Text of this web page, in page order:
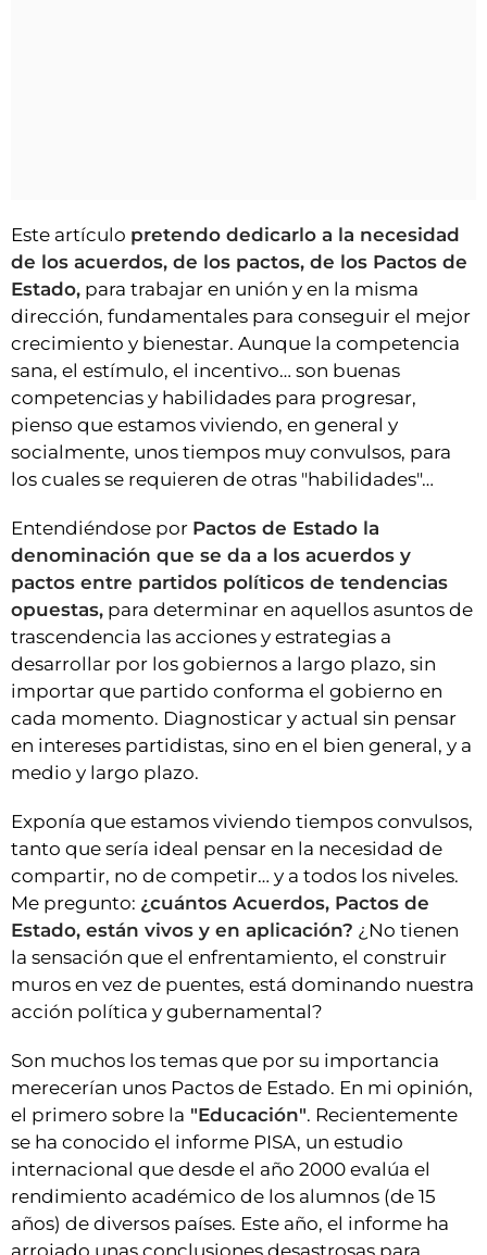
Este artículo pretendo dedicarlo a la necesidad
de los acuerdos, de los pactos, de los Pactos de
Estado, para trabajar en unión y en la misma
dirección, fundamentales para conseguir el mejor
crecimiento y bienestar. Aunque la competencia
sana, el estímulo, el incentivo… son buenas
competencias y habilidades para progresar,
pienso que estamos viviendo, en general y
socialmente, unos tiempos muy convulsos, para
los cuales se requieren de otras "habilidades"…
Entendiéndose por Pactos de Estado la
denominación que se da a los acuerdos y
pactos entre partidos políticos de tendencias
opuestas, para determinar en aquellos asuntos de
trascendencia las acciones y estrategias a
desarrollar por los gobiernos a largo plazo, sin
importar que partido conforma el gobierno en
cada momento. Diagnosticar y actual sin pensar
en intereses partidistas, sino en el bien general, y a
medio y largo plazo.
Exponía que estamos viviendo tiempos convulsos,
tanto que sería ideal pensar en la necesidad de
compartir, no de competir… y a todos los niveles.
Me pregunto: ¿cuántos Acuerdos, Pactos de
Estado, están vivos y en aplicación? ¿No tienen
la sensación que el enfrentamiento, el construir
muros en vez de puentes, está dominando nuestra
acción política y gubernamental?
Son muchos los temas que por su importancia
merecerían unos Pactos de Estado. En mi opinión,
el primero sobre la "Educación". Recientemente
se ha conocido el informe PISA, un estudio
internacional que desde el año 2000 evalúa el
rendimiento académico de los alumnos (de 15
años) de diversos países. Este año, el informe ha
arrojado unas conclusiones desastrosas para